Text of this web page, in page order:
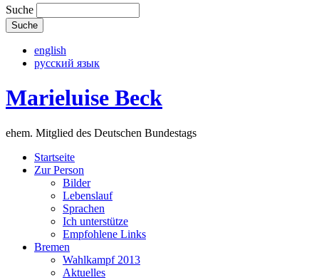
Suche
english
русский язык
Marieluise Beck
ehem. Mitglied des Deutschen Bundestags
Startseite
Zur Person
Bilder
Lebenslauf
Sprachen
Ich unterstütze
Empfohlene Links
Bremen
Wahlkampf 2013
Aktuelles